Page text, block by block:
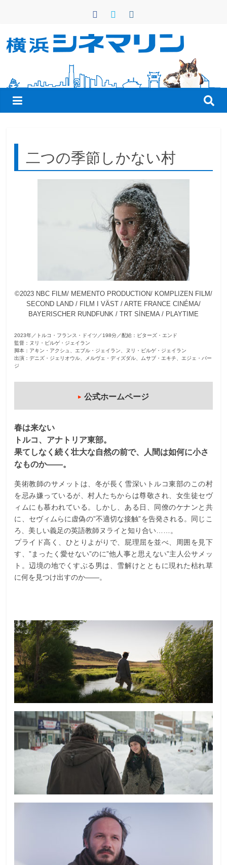
ン
横
浜
シ
ネ
マ
の
街
で
二つの季節しかない村
©2023 NBC FILM/ MEMENTO PRODUCTION/ KOMPLIZEN FILM/
SECOND LAND / FILM I VÄST / ARTE FRANCE CINÉMA/
BAYERISCHER RUNDFUNK / TRT SİNEMA / PLAYTIME
2023年／トルコ・フランス・ドイツ／198分／配給：ビターズ・エンド
監督：ヌリ・ビルゲ・ジェイラン
脚本：アキン・アクシュ、エブル・ジェイラン、ヌリ・ビルゲ・ジェイラン
出演：デニズ・ジェリオウル、メルヴェ・ディズダル、ムサブ・エキチ、エジェ・バー
ジ
公式ホームページ
春は来ない
トルコ、アナトリア東部。
果てしなく続く壮大な自然の前で、人間は如何に小さ
なものか――。
美術教師のサメットは、冬が長く雪深いトルコ東部のこの村
を忌み嫌っているが、村人たちからは尊敬され、女生徒セヴ
ィムにも慕われている。しかし、ある日、同僚のケナンと共
に、セヴィムらに虚偽の”不適切な接触”を告発される。同じこ
ろ、美しい義足の英語教師ヌライと知り合い……。
プライド高く、ひとりよがりで、屁理屈を並べ、周囲を見下
す、”まったく愛せない”のに”他人事と思えない”主人公サメッ
ト。辺境の地でくすぶる男は、雪解けとともに現れた枯れ草
に何を見つけ出すのか――。